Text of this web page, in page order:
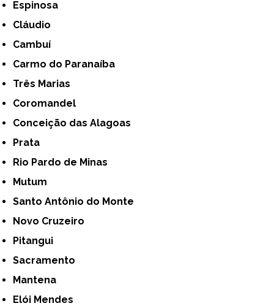
Espinosa
Cláudio
Cambuí
Carmo do Paranaíba
Três Marias
Coromandel
Conceição das Alagoas
Prata
Rio Pardo de Minas
Mutum
Santo Antônio do Monte
Novo Cruzeiro
Pitangui
Sacramento
Mantena
Elói Mendes